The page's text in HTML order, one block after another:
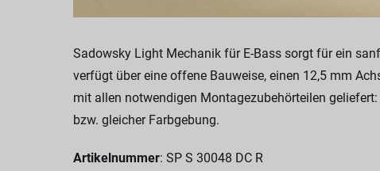
Sadowsky Light Mechanik für E-Bass sorgt für ein
verfügt über eine offene Bauweise, einen 12,5 mm
mit allen notwendigen Montagezubehörteilen
bzw. gleicher Farbgebung.
Artikelnummer: SP S 30048 DC R